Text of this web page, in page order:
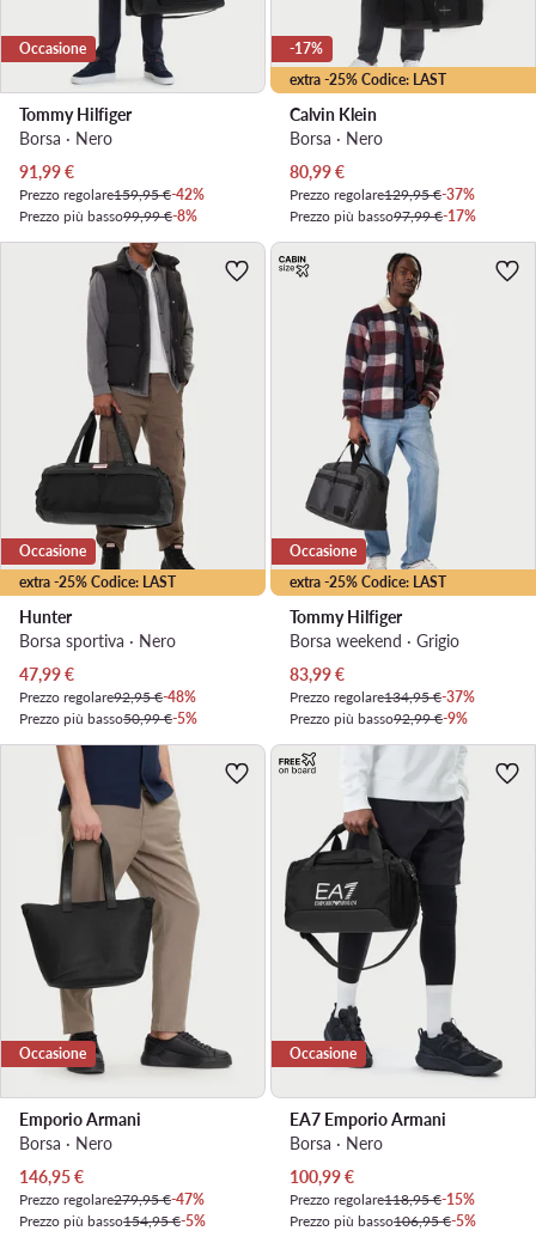
Occasione
Tommy Hilfiger
Borsa · Nero
Prezzo attuale
91,99€
Prezzo regolare159,95 €-42%
Prezzo più basso99,99 €-8%
extra -25% Codice: LAST
-17%
Calvin Klein
Borsa · Nero
Prezzo attuale
80,99€
Prezzo regolare129,95 €-37%
Prezzo più basso97,99 €-17%
extra -25% Codice: LAST
Occasione
Hunter
Borsa sportiva · Nero
Prezzo attuale
47,99€
Prezzo regolare92,95 €-48%
Prezzo più basso50,99 €-5%
extra -25% Codice: LAST
Occasione
Tommy Hilfiger
Borsa weekend · Grigio
Prezzo attuale
83,99€
Prezzo regolare134,95 €-37%
Prezzo più basso92,99 €-9%
Occasione
Emporio Armani
Borsa · Nero
Prezzo attuale
146,95€
Prezzo regolare279,95 €-47%
Prezzo più basso154,95 €-5%
Occasione
EA7 Emporio Armani
Borsa · Nero
Prezzo attuale
100,99€
Prezzo regolare118,95 €-15%
Prezzo più basso106,95 €-5%